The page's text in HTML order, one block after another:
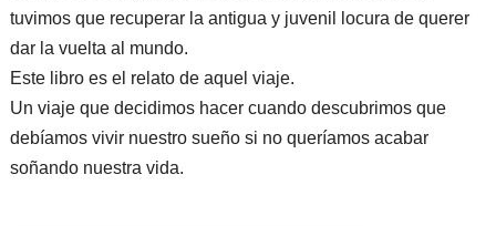
tuvimos que recuperar la antigua y juvenil locura de querer
dar la vuelta al mundo.
Este libro es el relato de aquel viaje.
Un viaje que decidimos hacer cuando descubrimos que
debíamos vivir nuestro sueño si no queríamos acabar
soñando nuestra vida.